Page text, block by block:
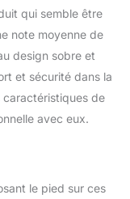
Inclus :
x 32 +
50,8 cm.
en
: nous
en
le plus
vous
qui semble être
note moyenne de
design sobre et
et sécurité dans la
caractéristiques de
avec eux.
le pied sur ces